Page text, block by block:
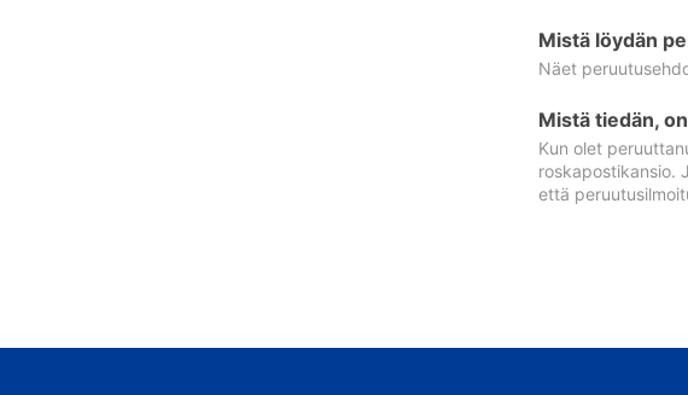
Mistä löydän
Näet
Mistä tiedän,
Kun olet
roskapostikansio.
että